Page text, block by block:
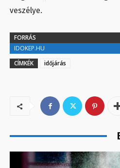
veszélye.
FORRÁS
IDOKEP.HU
CÍMKÉK
időjárás